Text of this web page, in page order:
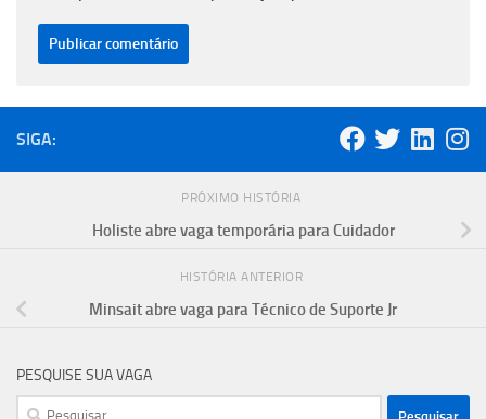
SIGA:
PRÓXIMO HISTÓRIA
Holiste abre vaga temporária para Cuidador
HISTÓRIA ANTERIOR
Minsait abre vaga para Técnico de Suporte Jr
PESQUISE SUA VAGA
Pesquisar